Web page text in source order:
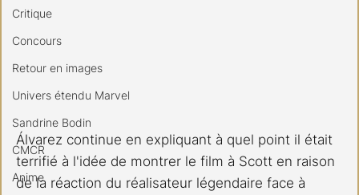
Critique
Concours
Retour en images
Univers étendu Marvel
Sandrine Bodin
CMCR
Anime
Álvarez continue en expliquant à quel point il était
terrifié à l'idée de montrer le film à Scott en raison
de la réaction du réalisateur légendaire face à